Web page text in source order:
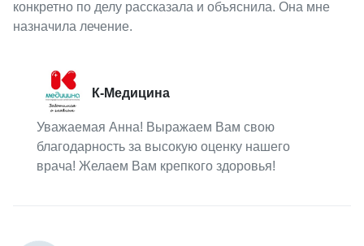
конкретно по делу рассказала и объяснила. Она мне
назначила лечение.
К-Медицина
Уважаемая Анна! Выражаем Вам свою
благодарность за высокую оценку нашего
врача! Желаем Вам крепкого здоровья!